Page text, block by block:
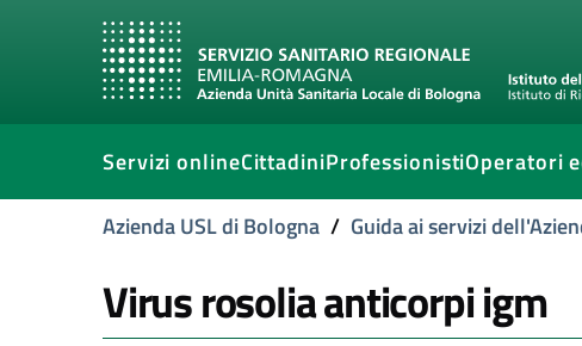
Servizi onlineCittadiniProfessionistiOperatori
Azienda USL di Bologna / Guida ai servizi
Virus rosolia anticorpi igm